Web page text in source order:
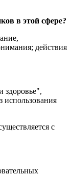
в этой сфере?
действия
здоровье",
использования
с